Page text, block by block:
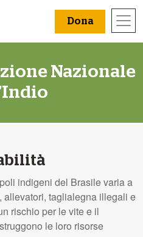
Dona
Nazionale
indigeni del Brasile varia a
allevatori, taglialegna illegali e
rischio per le vite e il
le loro risorse